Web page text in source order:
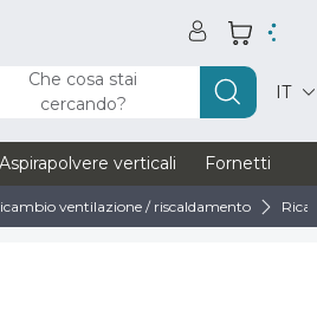
Che cosa stai
cercando?
IT
Aspirapolvere verticali Fornetti
ventilazione / riscaldamento